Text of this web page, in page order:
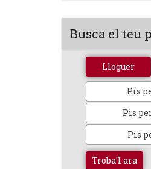
Busca el teu
Lloguer
Pis
Pis
Pis
Troba'l ara